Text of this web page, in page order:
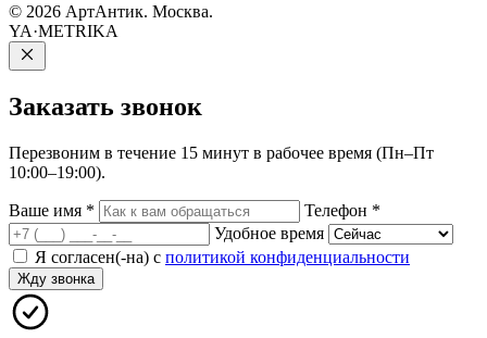
© 2026 АртАнтик. Москва.
YA·METRIKA
Заказать звонок
Перезвоним в течение 15 минут в рабочее время (Пн–Пт
10:00–19:00).
Ваше имя * Телефон *
Удобное время
Я согласен(-на) с политикой конфиденциальности
Жду звонка